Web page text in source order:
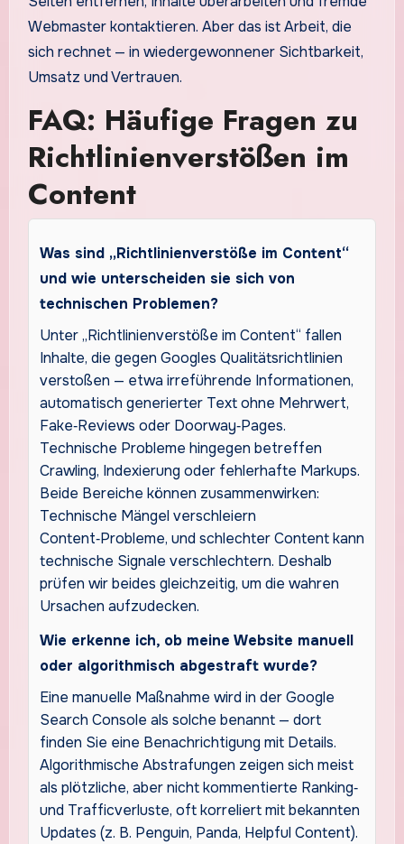
Webmaster kontaktieren. Aber das ist Arbeit, die
sich rechnet — in wiedergewonnener Sichtbarkeit,
Umsatz und Vertrauen.
FAQ: Häufige Fragen zu
Richtlinienverstößen im
Content
Was sind „Richtlinienverstöße im Content“
und wie unterscheiden sie sich von
technischen Problemen?
Unter „Richtlinienverstöße im Content“ fallen
Inhalte, die gegen Googles Qualitätsrichtlinien
verstoßen — etwa irreführende Informationen,
automatisch generierter Text ohne Mehrwert,
Fake‑Reviews oder Doorway‑Pages.
Technische Probleme hingegen betreffen
Crawling, Indexierung oder fehlerhafte Markups.
Beide Bereiche können zusammenwirken:
Technische Mängel verschleiern
Content‑Probleme, und schlechter Content kann
technische Signale verschlechtern. Deshalb
prüfen wir beides gleichzeitig, um die wahren
Ursachen aufzudecken.
Wie erkenne ich, ob meine Website manuell
oder algorithmisch abgestraft wurde?
Eine manuelle Maßnahme wird in der Google
Search Console als solche benannt — dort
finden Sie eine Benachrichtigung mit Details.
Algorithmische Abstrafungen zeigen sich meist
als plötzliche, aber nicht kommentierte Ranking‑
und Trafficverluste, oft korreliert mit bekannten
Updates (z. B. Penguin, Panda, Helpful Content).